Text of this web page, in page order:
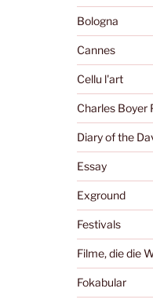
Bologna
Cannes
Cellu l'art
Charles Boyer
Diary of the
Essay
Exground
Festivals
Filme, die die
Fokabular